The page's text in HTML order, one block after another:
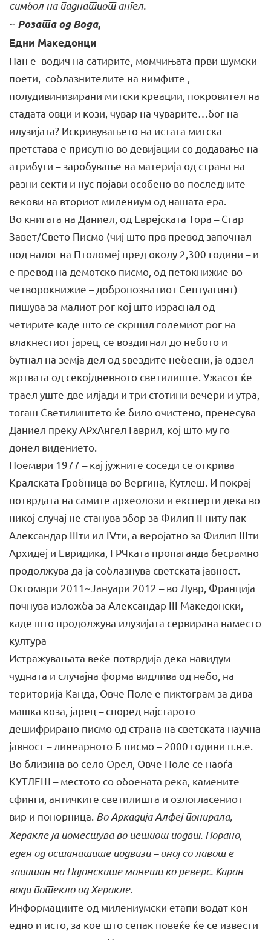
симбол на паднатиот ангел.
~ Розата од Вода,
Едни Македонци
Пан е водич на сатирите, момчињата први шумски
поети, соблазнителите на нимфите ,
полудивинизирани митски креации, покровител на
стадата овци и кози, чувар на чуварите…бог на
илузијата? Искривувањето на истата митска
претстава е присутно во девијации со додавање на
атрибути – заробување на материја од страна на
разни секти и нус појави особено во последните
векови на вториот милениум од нашата ера.
Во книгата на Даниел, од Еврејската Тора – Стар
Завет/Свето Писмо (чиј што прв превод започнал
под налог на Птоломеj пред околу 2,300 години – и
е превод на демотско писмо, од петокнижие во
четворокнижие – добропознатиот Септуагинт)
пишува за малиот рог кој што израснал од
четирите каде што се скршил големиот рог на
влакнестиот јарец, се воздигнал до небото и
бутнал на земја дел од ѕвездите небесни, ја одзел
жртвата од секојдневното светилиште. Ужасот ќе
траел уште две илјади и три стотини вечери и утра,
тогаш Светилиштето ќе било очистено, пренесува
Даниел преку АРхАнгел Гаврил, кој што му го
донел видението.
Ноември 1977 – кај јужните соседи се открива
Кралската Гробница во Вергина, Кутлеш. И покрај
потврдата на самите археолози и експерти дека во
никој случај не станува збор за Филип II ниту пак
Александар IIIти ил IVти, а веројатно за Филип IIIти
Архидеј и Евридика, ГРЧката пропаганда бесрамно
продолжува да ја соблазнува светската јавност.
Oктомври 2011~Јануари 2012 – во Лувр, Франција
почнува изложба за Александар III Македонски,
каде што продолжува илузијата сервирана наместо
култура
Истражувањата веќе потврдија дека навидум
чудната и случајна форма видлива од небо, на
територија Канда, Овче Поле е пиктограм за дива
машка коза, јарец – според најстарото
дешифрирано писмо од страна на светската научна
јавност – линеарното Б писмо – 2000 години п.н.е.
Во близина во село Орел, Овче Поле се наоѓа
КУТЛЕШ – местото со обоената река, камените
сфинги, античките светилишта и озлогласениот
вир и понорница. Во Аркадија Алфеј понирала,
Херакле ја поместува во петиот подвиг. Порано,
еден од останатите подвизи – оној со лавот е
запишан на Пајонските монети ко реверс. Каран
води потекло од Херакле.
Информациите од милениумски етапи водат кон
едно и исто, за кое што сепак повеќе ќе се извести